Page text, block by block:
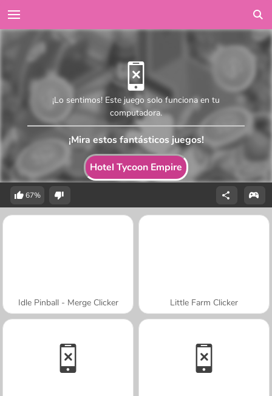
Hotel Tycoon Empire
¡Lo sentimos! Este juego solo funciona en tu
computadora.
¡Mira estos fantásticos juegos!
67%
Idle Pinball - Merge Clicker Little Farm Clicker